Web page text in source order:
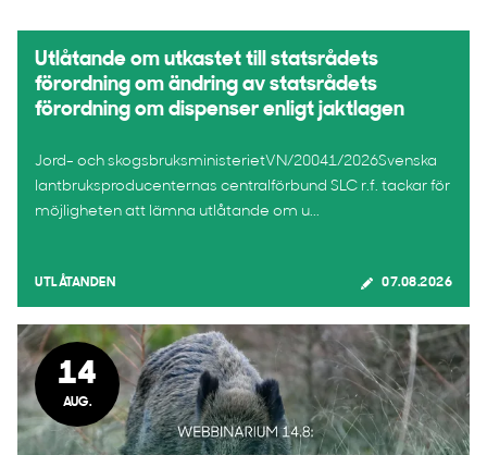
Utlåtande om utkastet till statsrådets
förordning om ändring av statsrådets
förordning om dispenser enligt jaktlagen
Jord- och skogsbruksministerietVN/20041/2026Svenska
lantbruksproducenternas centralförbund SLC r.f. tackar för
möjligheten att lämna utlåtande om u...
UTLÅTANDEN 07.08.2026
14
AUG.